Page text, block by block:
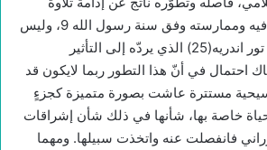
القرآن الكريم والتأمّل فيه وممارسته وفق سنة رسول الله 9، وليس
كما يحاول المستشرق تور اندريه(25) الذي يردّه إلى التأثير
احتمال في أنّ هذا التطور ربما لايكون قد
مسيحية مستترة عاشت بصورة متميزة كجزءٍ
حياة خاصة بها، شأنها في ذلك شأن إشراقات
فانفصلت عنه واتخذت سبيلها. ومهما